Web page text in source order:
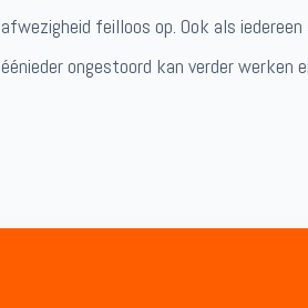
afwezigheid feilloos op. Ook als
éénieder ongestoord kan verder werken